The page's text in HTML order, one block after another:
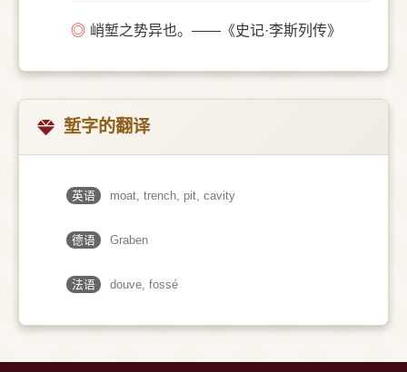
◎ 峭堑之势异也。——《史记·李斯列传》
堑字的翻译
英语 moat, trench, pit, cavity
德语 Graben
法语 douve, fossé